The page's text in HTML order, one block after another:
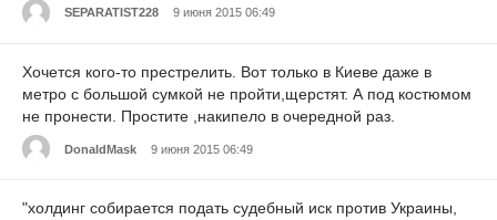
SEPARATIST228 9 июня 2015 06:49
Хочется кого-то престрелить. Вот только в Киеве даже в
метро с большой сумкой не пройти,щерстят. А под костюмом
не пронести. Простите ,накипело в очередной раз.
DonaldMask 9 июня 2015 06:49
"холдинг собирается подать судебный иск против Украины,